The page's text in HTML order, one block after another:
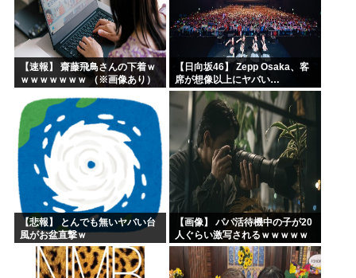
子供にはロボットアニメ以外禁止にするわ
【画像】キオクシア声優・羊宮妃那ちゃん今日も信用できるw...
【速報】 齋藤飛鳥さんの下着ｗ
ｗｗｗｗｗｗｗ （※画像あり）
【日向坂46】 Zepp Osaka、客
席が想像以上にヤバい…
【悲報】 とんでも無いヤバい台
風がお盆直撃ｗ
【画像】 パパ活待機中の子が20
人ぐらい激写されるｗｗｗｗｗ
ｗｗｗｗｗｗ